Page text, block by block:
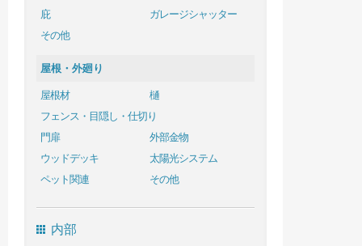
庇
ガレージシャッター
その他
屋根・外廻り
屋根材
樋
フェンス・目隠し・仕切り
門扉
外部金物
ウッドデッキ
太陽光システム
ペット関連
その他
内部